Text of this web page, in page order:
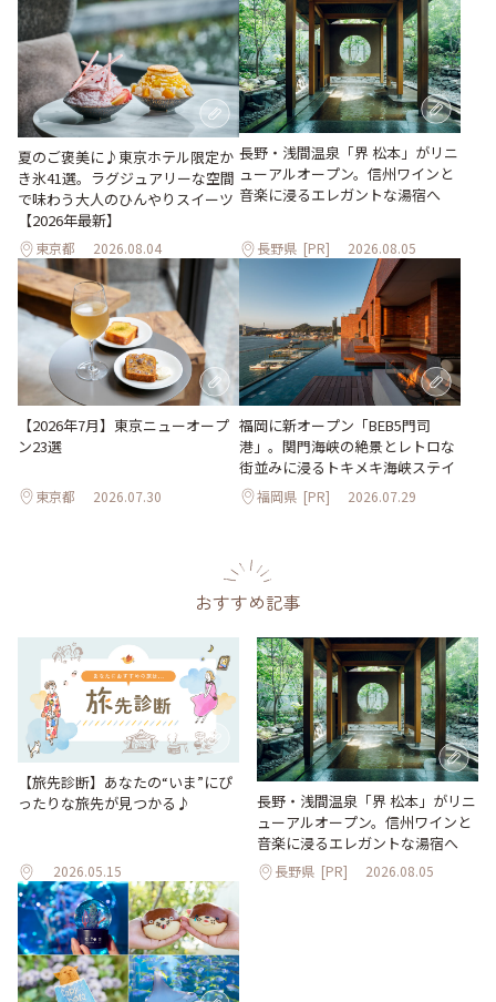
夏のご褒美に♪東京ホテル限定か
き氷41選。ラグジュアリーな空間
で味わう大人のひんやりスイーツ
【2026年最新】
東京都 2026.08.04
長野・浅間温泉「界 松本」がリニ
ューアルオープン。信州ワインと
音楽に浸るエレガントな湯宿へ
長野県 [PR] 2026.08.05
【2026年7月】東京ニューオープ
ン23選
東京都 2026.07.30
福岡に新オープン「BEB5門司
港」。関門海峡の絶景とレトロな
街並みに浸るトキメキ海峡ステイ
福岡県 [PR] 2026.07.29
おすすめ記事
【旅先診断】あなたの“いま”にぴ
ったりな旅先が見つかる♪
2026.05.15
長野・浅間温泉「界 松本」がリニ
ューアルオープン。信州ワインと
音楽に浸るエレガントな湯宿へ
長野県 [PR] 2026.08.05